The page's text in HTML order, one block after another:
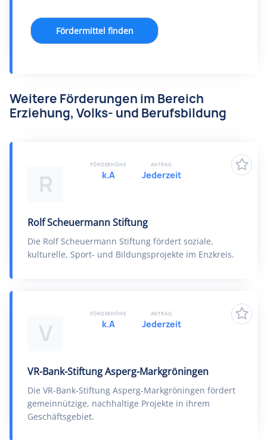
Fördermittel finden
Weitere Förderungen im Bereich
Erziehung, Volks- und Berufsbildung
R
Rolf Scheuermann Stiftung
Die Rolf Scheuermann Stiftung fördert soziale,
kulturelle, Sport- und Bildungsprojekte im Enzkreis.
FÖRDERHÖHE
k.A
ANTRAG
Jederzeit
V
VR-Bank-Stiftung Asperg-Markgröningen
Die VR-Bank-Stiftung Asperg-Markgröningen fördert
gemeinnützige, nachhaltige Projekte in ihrem
Geschäftsgebiet.
FÖRDERHÖHE
k.A
ANTRAG
Jederzeit